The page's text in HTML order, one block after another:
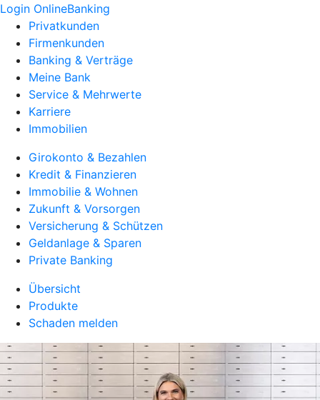
Login OnlineBanking
Privatkunden
Firmenkunden
Banking & Verträge
Meine Bank
Service & Mehrwerte
Karriere
Immobilien
Girokonto & Bezahlen
Kredit & Finanzieren
Immobilie & Wohnen
Zukunft & Vorsorgen
Versicherung & Schützen
Geldanlage & Sparen
Private Banking
Übersicht
Produkte
Schaden melden